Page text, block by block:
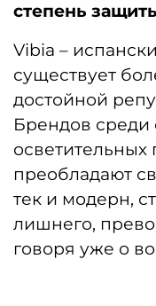
степень
Vibia –
существует
достойной
Брендов
преобладают
тек и модерн,
лишнего,
говоря уже о